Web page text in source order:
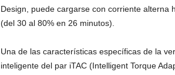
Design, puede cargarse con corriente alterna
(del 30 al 80% en 26 minutos).
Una de las características específicas de la
inteligente del par iTAC (Intelligent Torque